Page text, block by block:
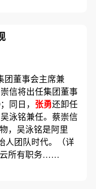
团董事会主席兼
信将出任集团董事
同日， 张勇还卸任
泳铭兼任。蔡崇信
，吴泳铭是阿里
人团队时代。（详
所有职务……